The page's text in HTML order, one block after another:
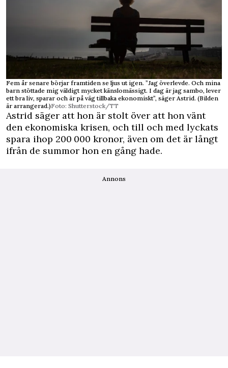
Fem år senare börjar framtiden se ljus ut igen. ”Jag överlevde. Och mina
barn stöttade mig väldigt mycket känslomässigt. I dag är jag sambo, lever
ett bra liv, sparar och är på väg tillbaka ekonomiskt”, säger Astrid. (Bilden
är arrangerad.)Foto: Shutterstock/TT
Astrid säger att hon är stolt över att hon vänt
den ekonomiska krisen, och till och med lyckats
spara ihop 200 000 kronor, även om det är långt
ifrån de summor hon en gång hade.
Annons